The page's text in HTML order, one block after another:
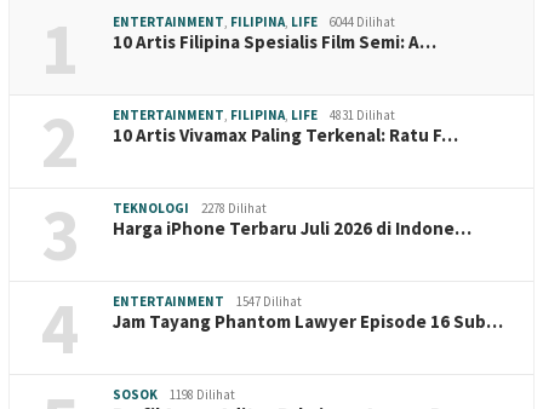
1 ENTERTAINMENT FILIPINA LIFE 6044 Dilihat
10 Artis Filipina Spesialis Film Semi: A…
2 ENTERTAINMENT FILIPINA LIFE 4831 Dilihat
10 Artis Vivamax Paling Terkenal: Ratu F…
3 TEKNOLOGI 2278 Dilihat
Harga iPhone Terbaru Juli 2026 di Indone…
4 ENTERTAINMENT 1547 Dilihat
Jam Tayang Phantom Lawyer Episode 16 Sub…
SOSOK 1198 Dilihat